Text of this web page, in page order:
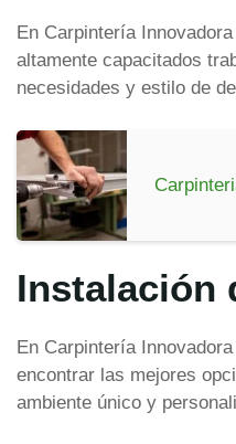
En Carpintería
altamente capacitados
necesidades y estilo de
Instalación
En Carpintería
encontrar las mejores
ambiente único y